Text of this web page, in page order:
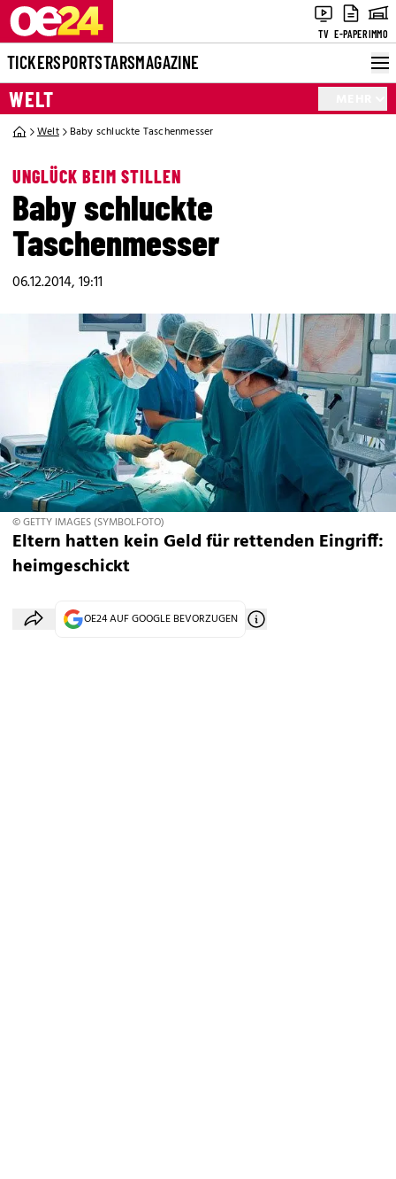
TV E-PAPERIMMO
TICKERSPORTSTARSMAGAZINE
WELT
Welt Baby schluckte Taschenmesser
UNGLÜCK BEIM STILLEN
Baby schluckte
Taschenmesser
06.12.2014, 19:11
© GETTY IMAGES (SYMBOLFOTO)
Eltern hatten kein Geld für rettenden Eingriff:
heimgeschickt
OE24 AUF GOOGLE BEVORZUGEN